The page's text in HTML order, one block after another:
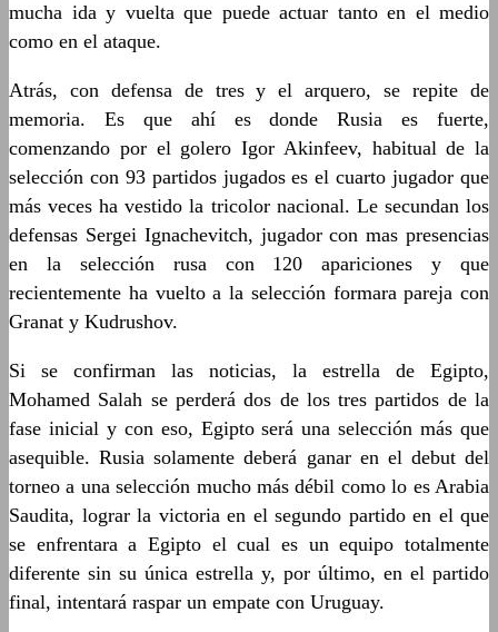
mucha ida y vuelta que puede actuar tanto en el medio
como en el ataque.
Atrás, con defensa de tres y el arquero, se repite de
memoria. Es que ahí es donde Rusia es fuerte,
comenzando por el golero Igor Akinfeev, habitual de la
selección con 93 partidos jugados es el cuarto jugador que
más veces ha vestido la tricolor nacional. Le secundan los
defensas Sergei Ignachevitch, jugador con mas presencias
en la selección rusa con 120 apariciones y que
recientemente ha vuelto a la selección formara pareja con
Granat y Kudrushov.
Si se confirman las noticias, la estrella de Egipto,
Mohamed Salah se perderá dos de los tres partidos de la
fase inicial y con eso, Egipto será una selección más que
asequible. Rusia solamente deberá ganar en el debut del
torneo a una selección mucho más débil como lo es Arabia
Saudita, lograr la victoria en el segundo partido en el que
se enfrentara a Egipto el cual es un equipo totalmente
diferente sin su única estrella y, por último, en el partido
final, intentará raspar un empate con Uruguay.